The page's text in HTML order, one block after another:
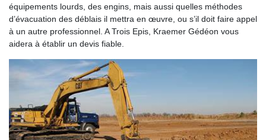
équipements lourds, des engins, mais aussi quelles méthodes
d’évacuation des déblais il mettra en œuvre, ou s’il doit faire appel
à un autre professionnel. A Trois Epis, Kraemer Gédéon vous
aidera à établir un devis fiable.